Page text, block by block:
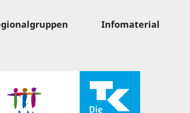
Infomaterial